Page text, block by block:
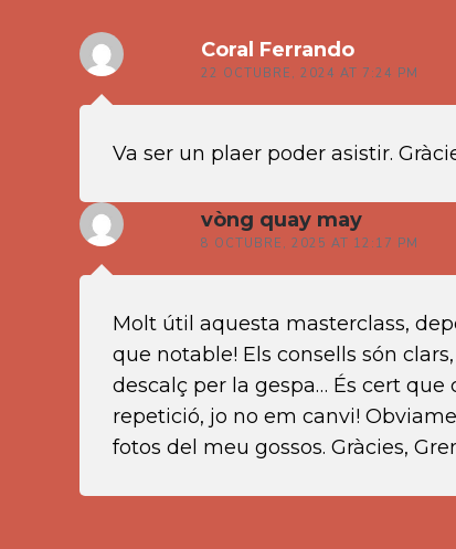
Coral Ferrando
22 OCTUBRE, 2024 AT 7:24 PM
Va ser un plaer poder asistir.
vòng quay may
8 OCTUBRE, 2025 AT 12:17 PM
Molt útil aquesta masterclass,
que notable! Els consells són
descalç per la gespa… És cert
repetició, jo no em canvi!
fotos del meu gossos. Gràcies,